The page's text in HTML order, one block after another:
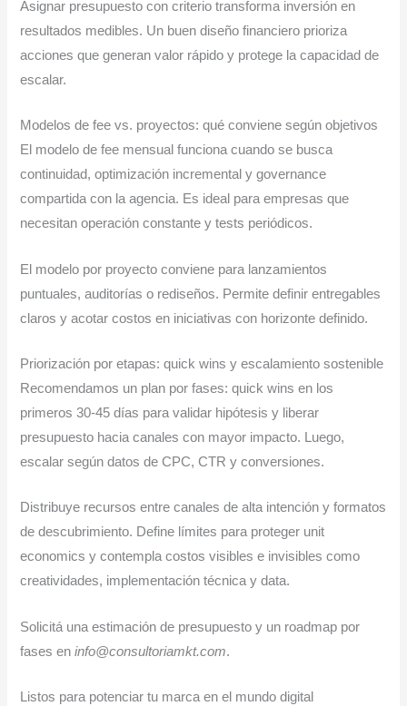
Asignar presupuesto con criterio transforma inversión en
resultados medibles. Un buen diseño financiero prioriza
acciones que generan valor rápido y protege la capacidad de
escalar.
Modelos de fee vs. proyectos: qué conviene según objetivos
El modelo de fee mensual funciona cuando se busca
continuidad, optimización incremental y governance
compartida con la agencia. Es ideal para empresas que
necesitan operación constante y tests periódicos.
El modelo por proyecto conviene para lanzamientos
puntuales, auditorías o rediseños. Permite definir entregables
claros y acotar costos en iniciativas con horizonte definido.
Priorización por etapas: quick wins y escalamiento sostenible
Recomendamos un plan por fases: quick wins en los
primeros 30-45 días para validar hipótesis y liberar
presupuesto hacia canales con mayor impacto. Luego,
escalar según datos de CPC, CTR y conversiones.
Distribuye recursos entre canales de alta intención y formatos
de descubrimiento. Define límites para proteger unit
economics y contempla costos visibles e invisibles como
creatividades, implementación técnica y data.
Solicitá una estimación de presupuesto y un roadmap por
fases eninfo@consultoriamkt.com.
Listos para potenciar tu marca en el mundo digital